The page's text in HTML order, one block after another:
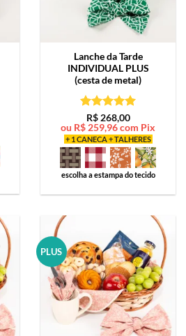
Lanche da Tarde
INDIVIDUAL PLUS
(cesta de metal)
Avaliação5
de 5
R$268,00
ou R$ 259,96com Pix
+ 1 CANECA + TALHERES
escolha a estampa do tecido
PLUS